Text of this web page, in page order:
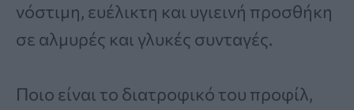
νόστιμη, ευέλικτη και υγιεινή προσθήκη
σε αλμυρές και γλυκές συνταγές.
Ποιο είναι το διατροφικό του προφίλ,